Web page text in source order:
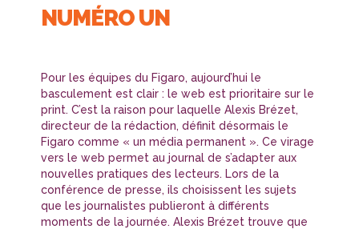
NUMÉRO UN
Pour les équipes du Figaro, aujourd’hui le
basculement est clair : le web est prioritaire sur le
print. C’est la raison pour laquelle Alexis Brézet,
directeur de la rédaction, définit désormais le
Figaro comme « un média permanent ». Ce virage
vers le web permet au journal de s’adapter aux
nouvelles pratiques des lecteurs. Lors de la
conférence de presse, ils choisissent les sujets
que les journalistes publieront à différents
moments de la journée. Alexis Brézet trouve que